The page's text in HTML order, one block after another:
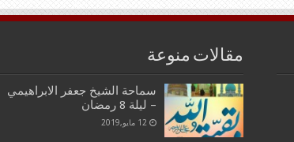
مقالات منوعة
سماحة الشيخ جعفر الابراهيمي
– ليلة 8 رمضان
12 مايو,2019